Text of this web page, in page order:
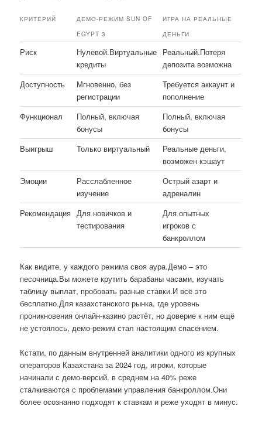
КРИТЕРИЙ
ДЕМО-РЕЖИМ SUN OF
EGYPT 3
ИГРА НА РЕАЛЬНЫЕ
ДЕНЬГИ
Риск
Нулевой.Виртуальные
кредиты
Реальный.Потеря
депозита возможна
Доступность
Мгновенно, без
регистрации
Требуется аккаунт и
пополнение
Функционал
Полный, включая
бонусы
Полный, включая
бонусы
Выигрыш
Только виртуальный
Реальные деньги,
возможен кэшаут
Эмоции
Расслабленное
изучение
Острый азарт и
адреналин
Рекомендация Для новичков и
тестирования
Для опытных
игроков с
банкроллом
Как видите, у каждого режима своя аура.Демо – это
песочница.Вы можете крутить барабаны часами, изучать
таблицу выплат, пробовать разные ставки.И всё это
бесплатно.Для казахстанского рынка, где уровень
проникновения онлайн-казино растёт, но доверие к ним ещё
не устоялось, демо-режим стал настоящим спасением.
Кстати, по данным внутренней аналитики одного из крупных
операторов Казахстана за 2024 год, игроки, которые
начинали с демо-версий, в среднем на 40% реже
сталкиваются с проблемами управления банкроллом.Они
более осознанно подходят к ставкам и реже уходят в минус.